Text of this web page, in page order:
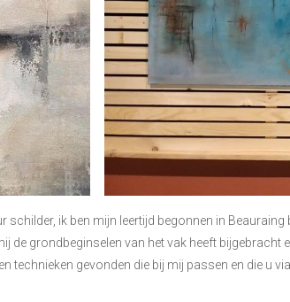
ik ben mijn leertijd begonnen in Beauraing
de grondbeginselen van het vak heeft bijgebracht
technieken gevonden die bij mij passen en die u